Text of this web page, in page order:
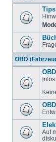
OBD
OBD
Auf